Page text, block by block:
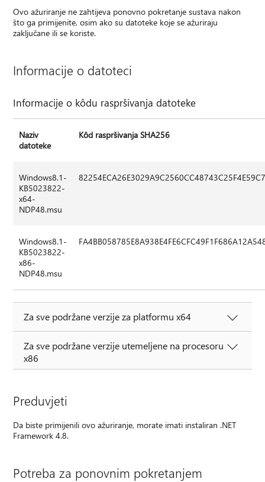
Ovo ažuriranje ne zahtijeva ponovno pokretanje sustava nakon
što ga primijenite, osim ako su datoteke koje se ažuriraju
zaključane ili se koriste.
Informacije o datoteci
Informacije o kôdu raspršivanja datoteke
Naziv
datoteke
Kôd raspršivanja SHA256
Windows8.1-
KB5023822-
x64-
NDP48.msu
Windows8.1-
KB5023822-
x86-
NDP48.msu
Za sve podržane verzije za platformu x64
Za sve podržane verzije utemeljene na procesoru
x86
Preduvjeti
Da biste primijenili ovo ažuriranje, morate imati instaliran .NET
Framework 4.8.
Potreba za ponovnim pokretanjem